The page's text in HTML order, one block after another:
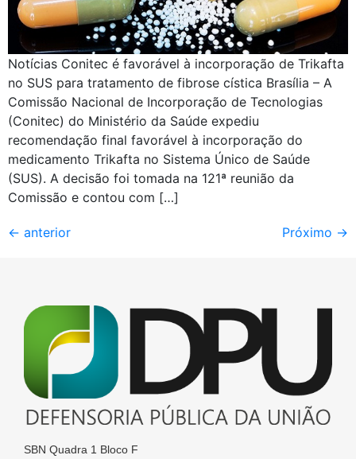
Notícias Conitec é favorável à incorporação de Trikafta
no SUS para tratamento de fibrose cística Brasília – A
Comissão Nacional de Incorporação de Tecnologias
(Conitec) do Ministério da Saúde expediu
recomendação final favorável à incorporação do
medicamento Trikafta no Sistema Único de Saúde
(SUS). A decisão foi tomada na 121ª reunião da
Comissão e contou com […]
← anterior Próximo →
SBN Quadra 1 Bloco F